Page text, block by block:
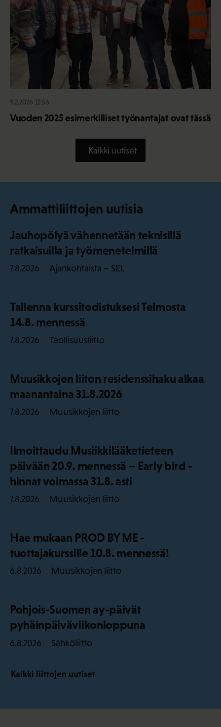
9.2.2026 12:56
Vuoden 2025 esimerkilliset työnantajat ovat tässä
Kaikki uutiset
Ammattiliittojen uutisia
Jauhopölyä vähennetään teknisillä
ratkaisuilla ja työmenetelmillä
7.8.2026 Ajankohtaista – SEL
Tallenna kurssitodistuksesi Telmosta
14.8. mennessä
7.8.2026 Teollisuusliitto
Muusikkojen liiton residenssihaku alkaa
maanantaina 31.8.2026
7.8.2026 Muusikkojen liitto
Ilmoittaudu Musiikkilääketieteen
päivään 20.9. mennessä – Early bird -
hinnat voimassa 31.8. asti
7.8.2026 Muusikkojen liitto
Hae mukaan PROD BY ME -
tuottajakurssille 10.8. mennessä!
6.8.2026 Muusikkojen liitto
Pohjois-Suomen ay-päivät
pyhäinpäiväviikonloppuna
6.8.2026 Sähköliitto
Kaikki liittojen uutiset